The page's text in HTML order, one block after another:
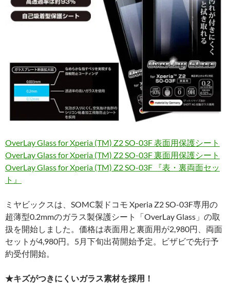
OverLay Glass for Xperia (TM) Z2 SO-03F 表面用保護シート
OverLay Glass for Xperia (TM) Z2 SO-03F 裏面用保護シート
OverLay Glass for Xperia (TM) Z2 SO-03F 『表・裏両面セッ
ト』
ミヤビックスは、SOMC製ドコモ Xperia Z2 SO-03F専用の
超薄型0.2mmのガラス製保護シート「OverLay Glass」の取
扱を開始しました。価格は表面用と裏面用が2,980円、両面
セットが4,980円。5月下旬出荷開始予定。ビザビで先行予
約受付開始。
★キズがつきにくいガラス素材を採用！